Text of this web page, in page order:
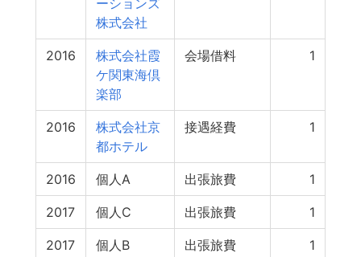
ーションズ
株式会社
2016
株式会社霞
ケ関東海倶
楽部
会場借料 1
2016
株式会社京
都ホテル
接遇経費 1
2016 個人A 出張旅費 1
2017 個人C 出張旅費 1
2017 個人B 出張旅費 1